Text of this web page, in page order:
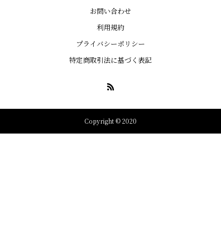
お問い合わせ
利用規約
プライバシーポリシー
特定商取引法に基づく表記
Copyright © 2020